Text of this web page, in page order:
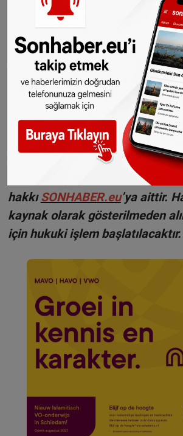
Haberlerimizi İnstagram
Youtubehesaplarımızdan da
edebilirsiniz.
WhatsAppta ücretsiz
Hollanda ve diğer Avrupa
seçtiğimiz haberler her gün
gelsin!Abone olmak için tıklayın
Sitemizde yayımlanan
hakkı SONHABER.eu’ya aittir.
kaynak olarak gösterilmeden
için hukuki işlem başlatılacaktır.